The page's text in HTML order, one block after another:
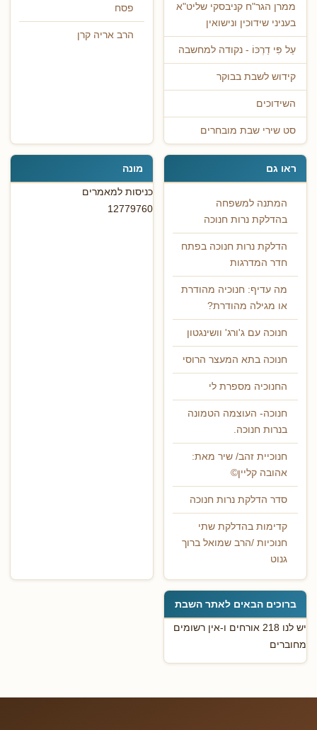
ממרן הגר"ח קניבסקי שליט"א
בעניני שידוכין ונישואין
עַל פִּי דַרְכּוֹ - נקודה למחשבה
קידוש לשבת בבוקר
השידוכים
סט שירי שבת מובחרים
פסח
הרב אריה קרן
ראו גם
המתנה למשפחה
בהדלקת נרות חנוכה
הדלקת נרות חנוכה בפתח
חדר המדרגות
מה עדיף: חנוכיה מהודרת
או מגילה מהודרת?
חנוכה עם ג'ורג' וושינגטון
חנוכה בתא המעצר הרוסי
החנוכיה מספרת לי
חנוכה- העוצמה הטמונה
בנרות חנוכה.
חנוכיית זהב/ שיר מאת:
אהובה קליין©
סדר הדלקת נרות חנוכה
קדימות בהדלקת שתי
חנוכיות /הרב שמואל ברוך
גנוט
מונה
כניסות למאמרים
12779760
ברוכים הבאים לאתר השבת
יש לנו 218 אורחים ו-אין רשומים
מחוברים